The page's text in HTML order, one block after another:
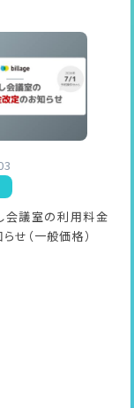
会議室の利用料金
せ（一般価格）